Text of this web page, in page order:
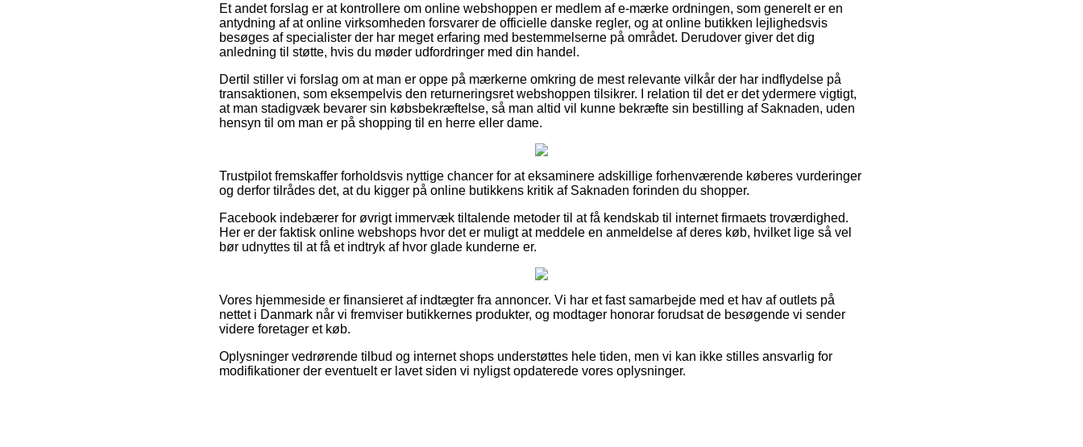
Et andet forslag er at kontrollere om online webshoppen er medlem af e-mærke ordningen, som generelt er en
antydning af at online virksomheden forsvarer de officielle danske regler, og at online butikken lejlighedsvis
besøges af specialister der har meget erfaring med bestemmelserne på området. Derudover giver det dig
anledning til støtte, hvis du møder udfordringer med din handel.
Dertil stiller vi forslag om at man er oppe på mærkerne omkring de mest relevante vilkår der har indflydelse på
transaktionen, som eksempelvis den returneringsret webshoppen tilsikrer. I relation til det er det ydermere vigtigt,
at man stadigvæk bevarer sin købsbekræftelse, så man altid vil kunne bekræfte sin bestilling af Saknaden, uden
hensyn til om man er på shopping til en herre eller dame.
Trustpilot fremskaffer forholdsvis nyttige chancer for at eksaminere adskillige forhenværende køberes vurderinger
og derfor tilrådes det, at du kigger på online butikkens kritik af Saknaden forinden du shopper.
Facebook indebærer for øvrigt immervæk tiltalende metoder til at få kendskab til internet firmaets troværdighed.
Her er der faktisk online webshops hvor det er muligt at meddele en anmeldelse af deres køb, hvilket lige så vel
bør udnyttes til at få et indtryk af hvor glade kunderne er.
Vores hjemmeside er finansieret af indtægter fra annoncer. Vi har et fast samarbejde med et hav af outlets på
nettet i Danmark når vi fremviser butikkernes produkter, og modtager honorar forudsat de besøgende vi sender
videre foretager et køb.
Oplysninger vedrørende tilbud og internet shops understøttes hele tiden, men vi kan ikke stilles ansvarlig for
modifikationer der eventuelt er lavet siden vi nyligst opdaterede vores oplysninger.